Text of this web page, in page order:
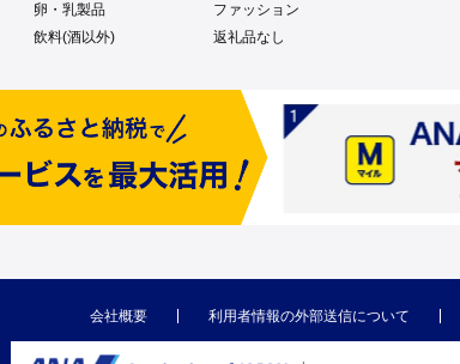
卵・乳製品
ファッション
飲料(酒以外) 返礼品なし
会社概要 利用者情報の外部送信について